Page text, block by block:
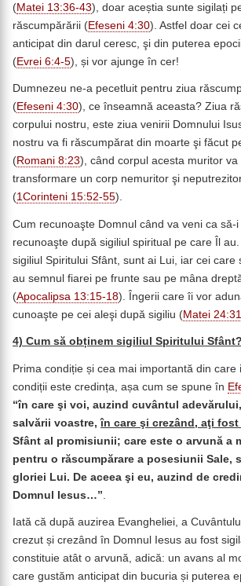
(Matei 13:36-43), doar aceștia sunte sigilați
răscumpărării (Efeseni 4:30). Astfel doar cei
anticipat din darul ceresc, şi din puterea
(Evrei 6:4-5), și vor ajunge în cer!
Dumnezeu ne-a pecetluit pentru ziua
(Efeseni 4:30), ce înseamnă aceasta? Ziua
corpului nostru, este ziua venirii Domnului
nostru va fi răscumpărat din moarte şi făcut
(Romani 8:23), când corpul acesta muritor va
transformare un corp nemuritor şi
(1Corinteni 15:52-55).
Cum recunoaşte Domnul când va veni ca să-
recunoaşte după sigiliul spiritual pe care Îl
sigiliul Spiritului Sfânt, sunt ai Lui, iar cei care
au semnul fiarei pe frunte sau pe mâna
(Apocalipsa 13:15-18). Îngerii care îi vor
cunoaşte pe cei aleşi după sigiliu (Matei 24:31
4) Cum să obținem sigiliul Spiritului Sfânt?
Prima condiție și cea mai importantă din care
condiții este credința, așa cum se spune în
“în care şi voi, auzind cuvântul
salvării voastre,în care şi crezând, aţi
Sfânt al promisiunii; care este o arvună a
pentru o răscumpărare a posesiunii Sale,
gloriei Lui. De aceea şi eu, auzind de
Domnul Iesus…”
Iată că după auzirea Evangheliei, a
crezut și crezând în Domnul Iesus au fost
constituie atât o arvună, adică: un avans al
care gustăm anticipat din bucuria și puterea